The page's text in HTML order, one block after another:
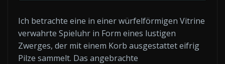
Ich betrachte eine in einer würfelförmigen Vitrine
verwahrte Spieluhr in Form eines lustigen
Zwerges, der mit einem Korb ausgestattet eifrig
Pilze sammelt. Das angebrachte